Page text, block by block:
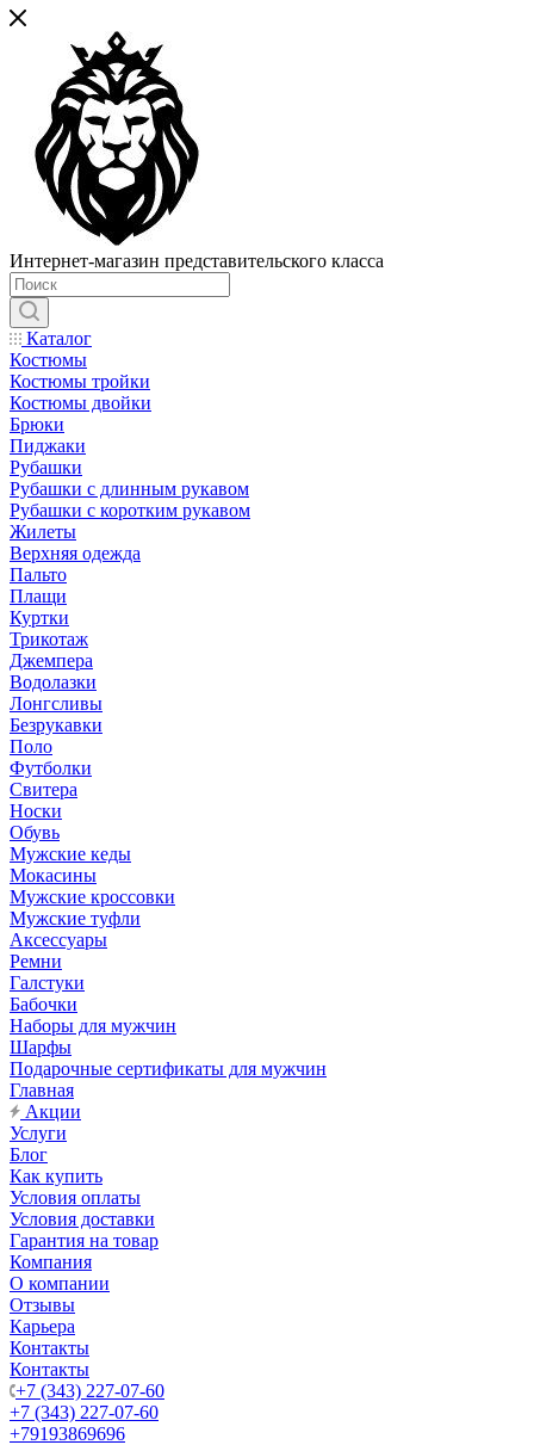
Интернет-магазин представительского класса
Каталог
Костюмы
Костюмы тройки
Костюмы двойки
Брюки
Пиджаки
Рубашки
Рубашки с длинным рукавом
Рубашки с коротким рукавом
Жилеты
Верхняя одежда
Пальто
Плащи
Куртки
Трикотаж
Джемпера
Водолазки
Лонгсливы
Безрукавки
Поло
Футболки
Свитера
Носки
Обувь
Мужские кеды
Мокасины
Мужские кроссовки
Мужские туфли
Аксессуары
Ремни
Галстуки
Бабочки
Наборы для мужчин
Шарфы
Подарочные сертификаты для мужчин
Главная
Акции
Услуги
Блог
Как купить
Условия оплаты
Условия доставки
Гарантия на товар
Компания
О компании
Отзывы
Карьера
Контакты
Контакты
+7 (343) 227-07-60
+7 (343) 227-07-60
+79193869696